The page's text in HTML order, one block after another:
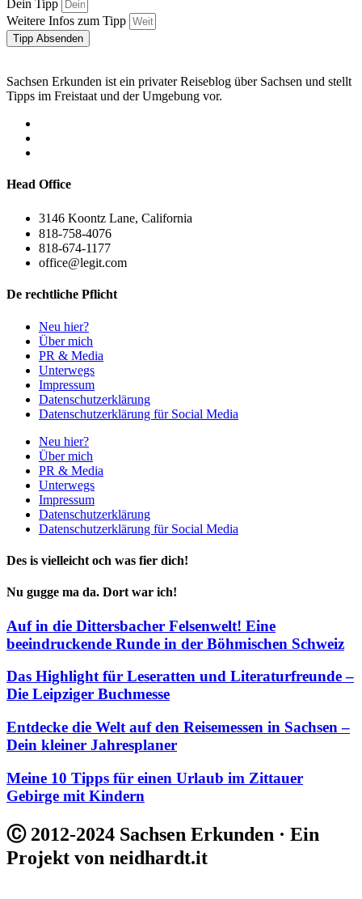
Dein Tipp
Weitere Infos zum Tipp
Tipp Absenden
Sachsen Erkunden ist ein privater Reiseblog über Sachsen und stellt
Tipps im Freistaat und der Umgebung vor.
Head Office
3146 Koontz Lane, California
818-758-4076
818-674-1177
office@legit.com
De rechtliche Pflicht
Neu hier?
Über mich
PR & Media
Unterwegs
Impressum
Datenschutzerklärung
Datenschutzerklärung für Social Media
Neu hier?
Über mich
PR & Media
Unterwegs
Impressum
Datenschutzerklärung
Datenschutzerklärung für Social Media
Des is vielleicht och was fier dich!
Nu gugge ma da. Dort war ich!
Auf in die Dittersbacher Felsenwelt! Eine
beeindruckende Runde in der Böhmischen Schweiz
Das Highlight für Leseratten und Literaturfreunde –
Die Leipziger Buchmesse
Entdecke die Welt auf den Reisemessen in Sachsen –
Dein kleiner Jahresplaner
Meine 10 Tipps für einen Urlaub im Zittauer
Gebirge mit Kindern
Ⓒ 2012-2024 Sachsen Erkunden · Ein
Projekt von neidhardt.it